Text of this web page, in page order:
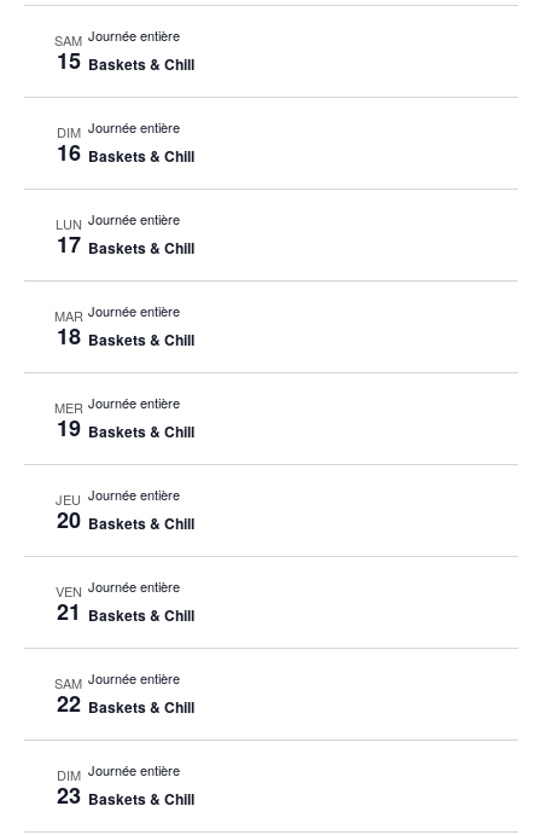
SAM
15
Journée entière
Baskets & Chill
DIM
16
Journée entière
Baskets & Chill
LUN
17
Journée entière
Baskets & Chill
MAR
18
Journée entière
Baskets & Chill
MER
19
Journée entière
Baskets & Chill
JEU
20
Journée entière
Baskets & Chill
VEN
21
Journée entière
Baskets & Chill
SAM
22
Journée entière
Baskets & Chill
DIM
23
Journée entière
Baskets & Chill